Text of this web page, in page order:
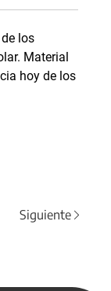
los
Material
hoy de los
Siguiente